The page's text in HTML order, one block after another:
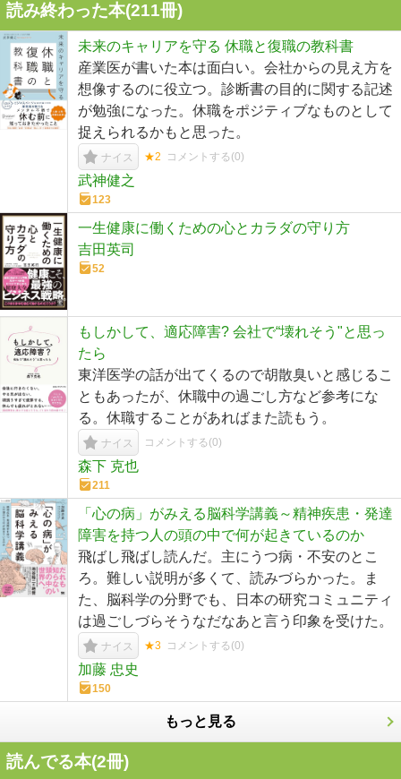
読み終わった本(211冊)
未来のキャリアを守る 休職と復職の教科書
産業医が書いた本は面白い。会社からの見え方を
想像するのに役立つ。診断書の目的に関する記述
が勉強になった。休職をポジティブなものとして
捉えられるかもと思った。
ナイス ★2 コメントする(0)
武神健之
123
一生健康に働くための心とカラダの守り方
吉田英司
52
もしかして、適応障害? 会社で“壊れそう"と思っ
たら
東洋医学の話が出てくるので胡散臭いと感じるこ
ともあったが、休職中の過ごし方など参考にな
る。休職することがあればまた読もう。
ナイス コメントする(0)
森下 克也
211
「心の病」がみえる脳科学講義～精神疾患・発達
障害を持つ人の頭の中で何が起きているのか
飛ばし飛ばし読んだ。主にうつ病・不安のとこ
ろ。難しい説明が多くて、読みづらかった。ま
た、脳科学の分野でも、日本の研究コミュニティ
は過ごしづらそうなだなあと言う印象を受けた。
ナイス ★3 コメントする(0)
加藤 忠史
150
もっと見る
読んでる本(2冊)